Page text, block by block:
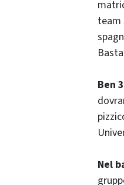
team
Ben
Nel